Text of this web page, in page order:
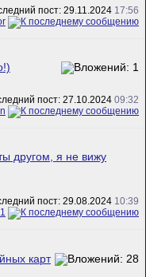
пост: 29.11.2024 17:56
пост: 27.10.2024 09:32
другом, я не вижу
пост: 29.08.2024 10:39
карт